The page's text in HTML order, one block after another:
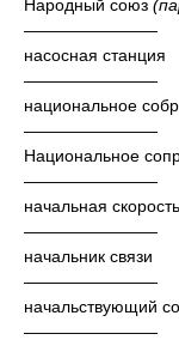
Народный союз
————————
насосная станция
————————
национальное
————————
Национальное
————————
начальная скорость
————————
начальник связи
————————
начальствующий
————————